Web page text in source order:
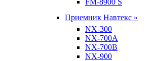
FM-8900 S
Приемник Навтекс »
NX-300
NX-700A
NX-700B
NX-900